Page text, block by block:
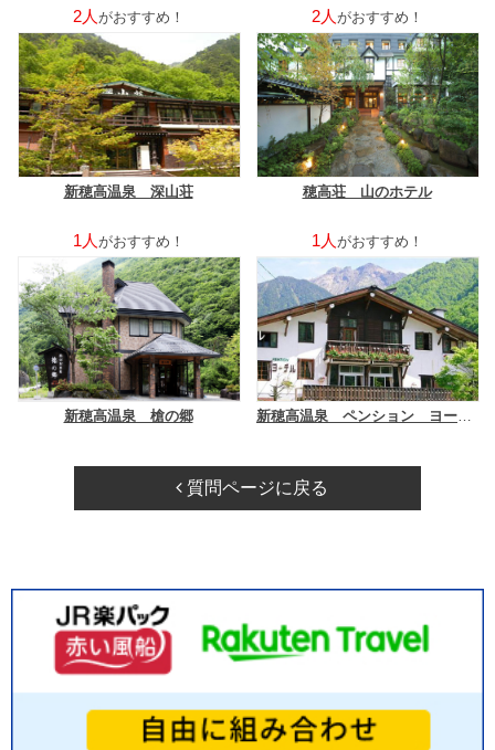
2人 がおすすめ！
新穂高温泉 深山荘
2人 がおすすめ！
穂高荘 山のホテル
1人 がおすすめ！
新穂高温泉 槍の郷
1人 がおすすめ！
質問ページに戻る